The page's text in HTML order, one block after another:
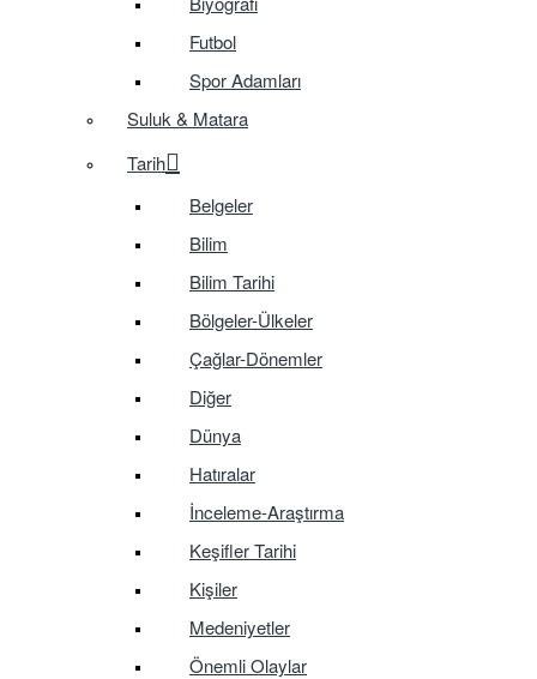
Futbol
Spor Adamları
Suluk & Matara
Tarih
Belgeler
Bilim
Bilim Tarihi
Bölgeler-Ülkeler
Çağlar-Dönemler
Diğer
Dünya
Hatıralar
İnceleme-Araştırma
Keşifler Tarihi
Kişiler
Medeniyetler
Önemli Olaylar